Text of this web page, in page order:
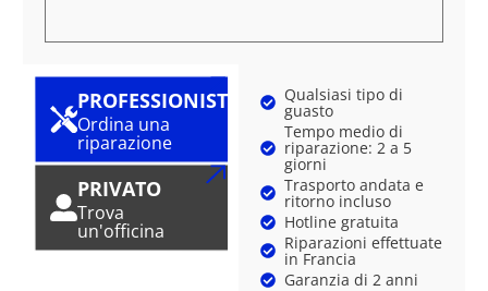
PROFESSIONISTA
Ordina una
riparazione
PRIVATO
Trova
un'officina
Qualsiasi tipo di
guasto
Tempo medio di
riparazione: 2 a 5
giorni
Trasporto andata e
ritorno incluso
Hotline gratuita
Riparazioni effettuate
in Francia
Garanzia di 2 anni